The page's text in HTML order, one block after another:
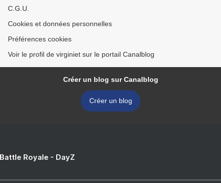
C.G.U.
Cookies et données personnelles
Préférences cookies
Voir le profil de virginiet sur le portail Canalblog
Créer un blog sur Canalblog
Créer un blog
Royale - DayZ